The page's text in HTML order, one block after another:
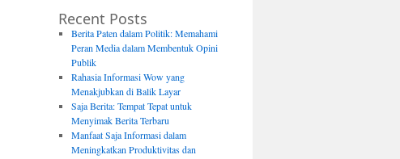
Recent Posts
Berita Paten dalam Politik: Memahami
Peran Media dalam Membentuk Opini
Publik
Rahasia Informasi Wow yang
Menakjubkan di Balik Layar
Saja Berita: Tempat Tepat untuk
Menyimak Berita Terbaru
Manfaat Saja Informasi dalam
Meningkatkan Produktivitas dan